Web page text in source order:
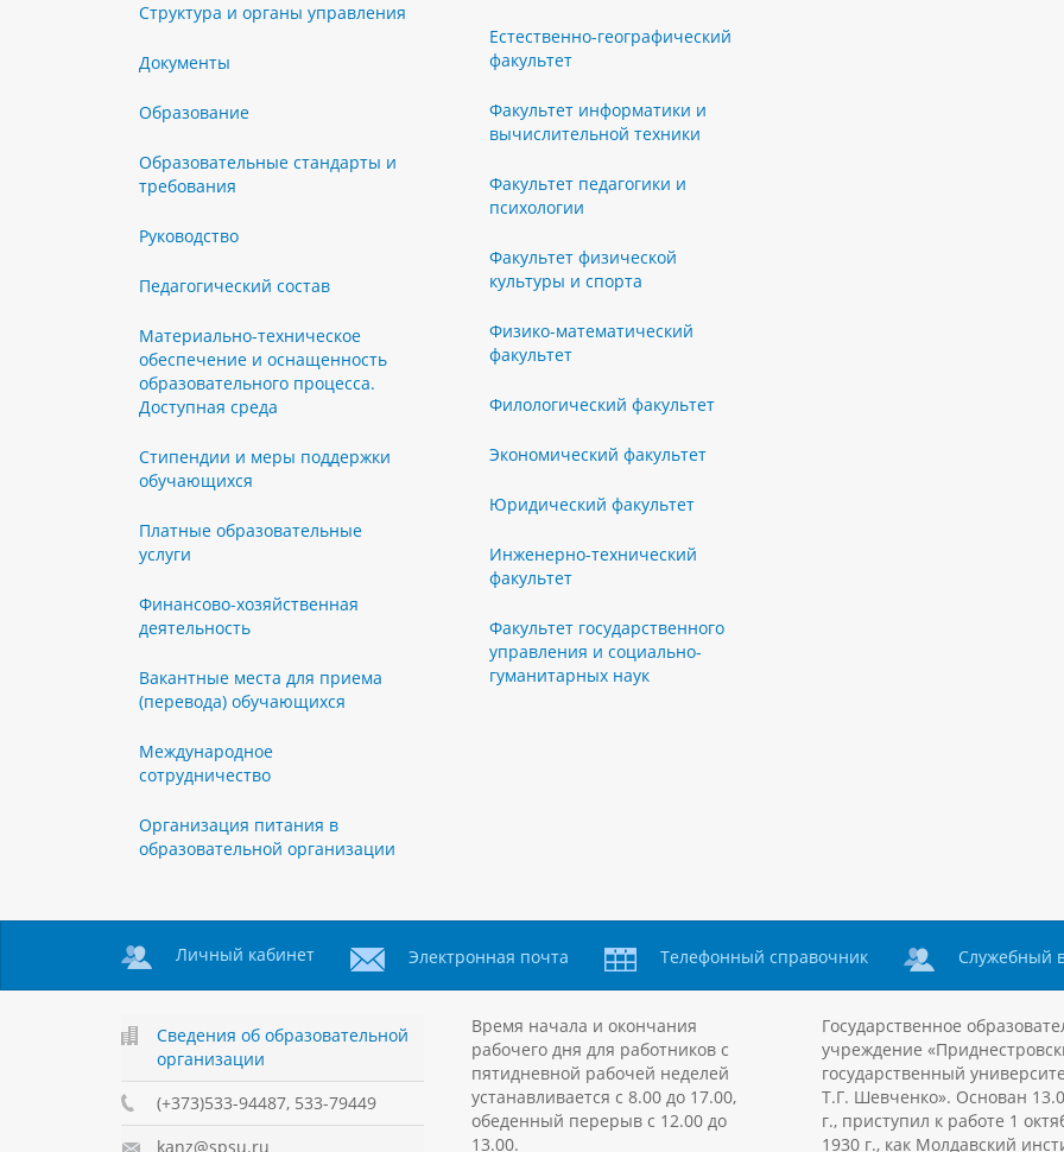
Структура и органы управления
Документы
Образование
Образовательные стандарты и
требования
Руководство
Педагогический состав
Материально-техническое
обеспечение и оснащенность
образовательного процесса.
Доступная среда
Стипендии и меры поддержки
обучающихся
Платные образовательные
услуги
Финансово-хозяйственная
деятельность
Вакантные места для приема
(перевода) обучающихся
Международное
сотрудничество
Организация питания в
образовательной организации
Естественно-географический
факультет
Факультет информатики и
вычислительной техники
Факультет педагогики и
психологии
Факультет физической
культуры и спорта
Физико-математический
факультет
Филологический факультет
Экономический факультет
Юридический факультет
Инженерно-технический
факультет
Факультет государственного
управления и социально-
гуманитарных наук
Личный кабинет Электронная почта Телефонный справочник Служебный
Сведения об образовательной
организации
(+373)533-94487, 533-79449
kanz@spsu.ru
Время начала и окончания
рабочего дня для работников с
пятидневной рабочей неделей
устанавливается с 8.00 до 17.00,
обеденный перерыв с 12.00 до
13.00.
Государственное
учреждение
государственный
Т.Г. Шевченко». Основан
г., приступил к работе 1
1930 г., как Молдавский